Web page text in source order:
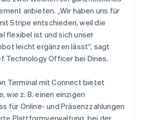
anbieten. „Wir haben uns für
Stripe entschieden, weil die
flexibel ist und sich unser
leicht ergänzen lässt“, sagt
Technology Officer bei Dines.
Terminal mit Connect bietet
wie z. B. einen einzigen
für Online- und Präsenzzahlungen
Plattformverwaltung, bei der